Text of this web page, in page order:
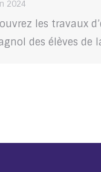
2024
les travaux
des élèves de